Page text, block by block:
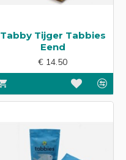
Tabby Tijger Tabbies
Eend
€ 14.50